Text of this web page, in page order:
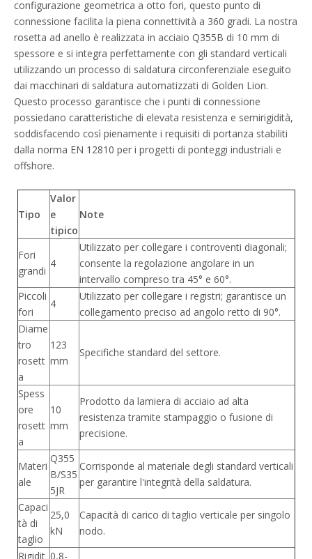
configurazione geometrica a otto fori, questo punto di
connessione facilita la piena connettività a 360 gradi. La nostra
rosetta ad anello è realizzata in acciaio Q355B di 10 mm di
spessore e si integra perfettamente con gli standard verticali
utilizzando un processo di saldatura circonferenziale eseguito
dai macchinari di saldatura automatizzati di Golden Lion.
Questo processo garantisce che i punti di connessione
possiedano caratteristiche di elevata resistenza e semirigidità,
soddisfacendo così pienamente i requisiti di portanza stabiliti
dalla norma EN 12810 per i progetti di ponteggi industriali e
offshore.
Tipo
Valor
e
tipico
Note
Fori
grandi
4
Utilizzato per collegare i controventi diagonali;
consente la regolazione angolare in un
intervallo compreso tra 45° e 60°.
Piccoli
fori
4
Utilizzato per collegare i registri; garantisce un
collegamento preciso ad angolo retto di 90°.
Diame
tro
rosett
a
123
mm
Specifiche standard del settore.
Spess
ore
rosett
a
10
mm
Prodotto da lamiera di acciaio ad alta
resistenza tramite stampaggio o fusione di
precisione.
Materi
ale
Q355
B/S35
5JR
Corrisponde al materiale degli standard verticali
per garantire l'integrità della saldatura.
Capaci
tà di
taglio
25,0
kN
Capacità di carico di taglio verticale per singolo
nodo.
Rigidit 0,8-